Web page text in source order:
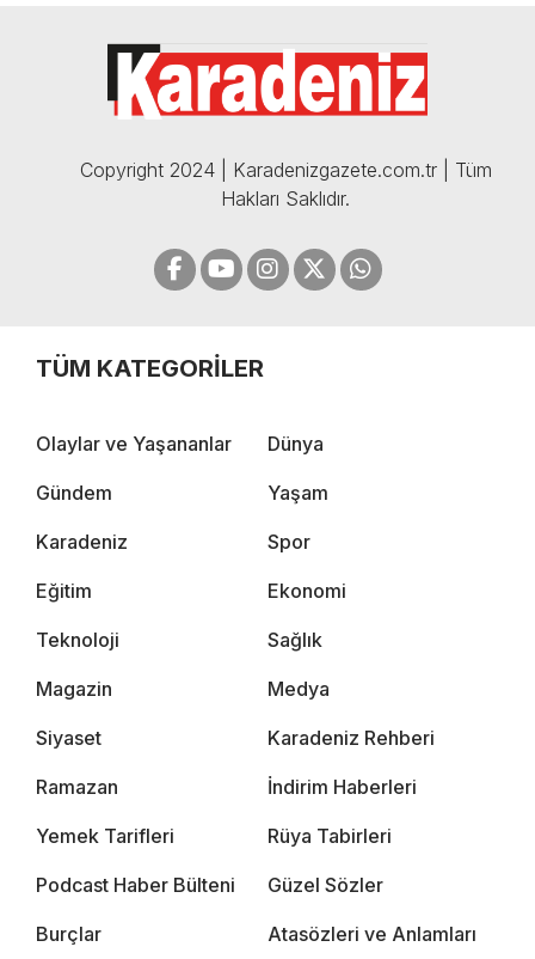
05.12.2024
Copyright 2024 | Karadenizgazete.com.tr | Tüm
Hakları Saklıdır.
TÜM KATEGORİLER
Olaylar ve Yaşananlar Dünya
Gündem Yaşam
Karadeniz Spor
Eğitim Ekonomi
Teknoloji Sağlık
Magazin Medya
Siyaset Karadeniz Rehberi
Ramazan İndirim Haberleri
Yemek Tarifleri Rüya Tabirleri
Podcast Haber Bülteni Güzel Sözler
Burçlar Atasözleri ve Anlamları